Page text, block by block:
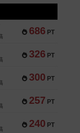
686 PT
326 PT
300 PT
257 PT
240 PT